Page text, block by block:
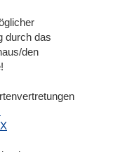
durch das
den